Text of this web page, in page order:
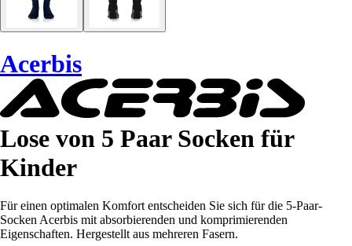
Acerbis
Lose von 5 Paar Socken für
Kinder
Für einen optimalen Komfort entscheiden Sie sich für die 5-Paar-
Socken Acerbis mit absorbierenden und komprimierenden
Eigenschaften. Hergestellt aus mehreren Fasern.